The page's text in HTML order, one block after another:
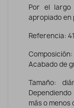
Por el
apropiado en
Referencia:
Acabado de
Tamaño:
más o menos